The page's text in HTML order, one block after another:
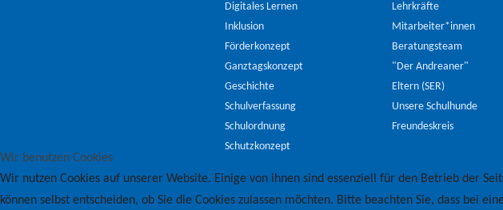
Digitales Lernen
Inklusion
Förderkonzept
Ganztagskonzept
Geschichte
Schulverfassung
Schulordnung
Schutzkonzept
Lehrkräfte
Mitarbeiter*innen
Beratungsteam
"Der Andreaner"
Eltern (SER)
Unsere Schulhunde
Freundeskreis
Wir benutzen Cookies
Wir nutzen Cookies auf unserer Website. Einige von ihnen sind essenziell für den Betrieb der
können selbst entscheiden, ob Sie die Cookies zulassen möchten. Bitte beachten Sie, dass bei